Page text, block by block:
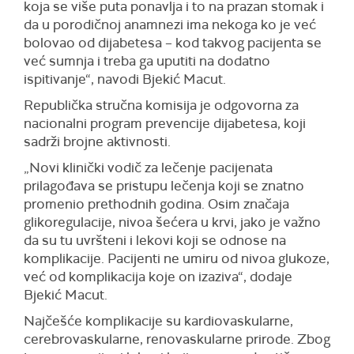
koja se više puta ponavlja i to na prazan stomak i
da u porodičnoj anamnezi ima nekoga ko je već
bolovao od dijabetesa – kod takvog pacijenta se
već sumnja i treba ga uputiti na dodatno
ispitivanje“, navodi Bjekić Macut.
Republička stručna komisija je odgovorna za
nacionalni program prevencije dijabetesa, koji
sadrži brojne aktivnosti.
„Novi klinički vodič za lečenje pacijenata
prilagođava se pristupu lečenja koji se znatno
promenio prethodnih godina. Osim značaja
glikoregulacije, nivoa šećera u krvi, jako je važno
da su tu uvršteni i lekovi koji se odnose na
komplikacije. Pacijenti ne umiru od nivoa glukoze,
već od komplikacija koje on izaziva“, dodaje
Bjekić Macut.
Najčešće komplikacije su kardiovaskularne,
cerebrovaskularne, renovaskularne prirode. Zbog